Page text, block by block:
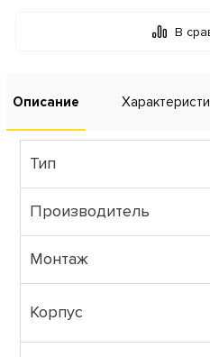
В
Описание
Тип
Производитель
Монтаж
Корпус